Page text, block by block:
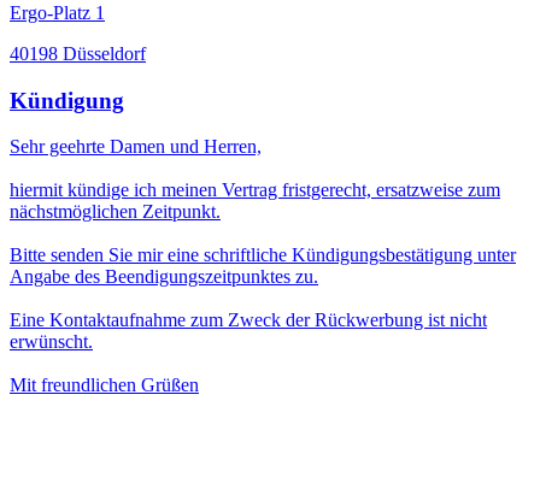
Ergo-Platz 1
40198 Düsseldorf
Kündigung
Sehr geehrte Damen und Herren,
hiermit kündige ich meinen Vertrag fristgerecht, ersatzweise zum
nächstmöglichen Zeitpunkt.
Bitte senden Sie mir eine schriftliche Kündigungsbestätigung unter
Angabe des Beendigungszeitpunktes zu.
Eine Kontaktaufnahme zum Zweck der Rückwerbung ist nicht
erwünscht.
Mit freundlichen Grüßen